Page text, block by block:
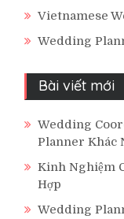
Vietnamese
Wedding
Bài viết mới
Wedding
Planner Khác
Kinh Nghiệm
Hợp
Wedding